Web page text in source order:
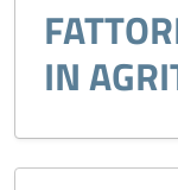
IN